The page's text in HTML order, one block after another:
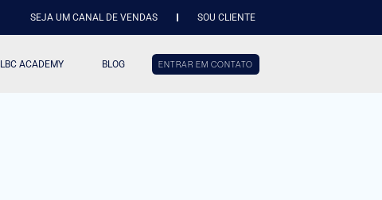
SEJA UM CANAL DE VENDAS SOU CLIENTE
LBC ACADEMY BLOG ENTRAR EM CONTATO